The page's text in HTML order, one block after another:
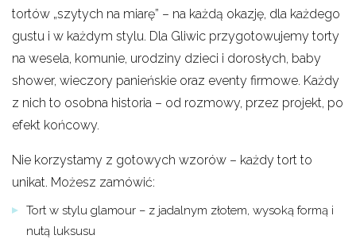
tortów „szytych na miarę” – na każdą okazję, dla każdego
gustu i w każdym stylu. Dla Gliwic przygotowujemy torty
na wesela, komunie, urodziny dzieci i dorosłych, baby
shower, wieczory panieńskie oraz eventy firmowe. Każdy
z nich to osobna historia – od rozmowy, przez projekt, po
efekt końcowy.
Nie korzystamy z gotowych wzorów – każdy tort to
unikat. Możesz zamówić:
Tort w stylu glamour – z jadalnym złotem, wysoką formą i
nutą luksusu